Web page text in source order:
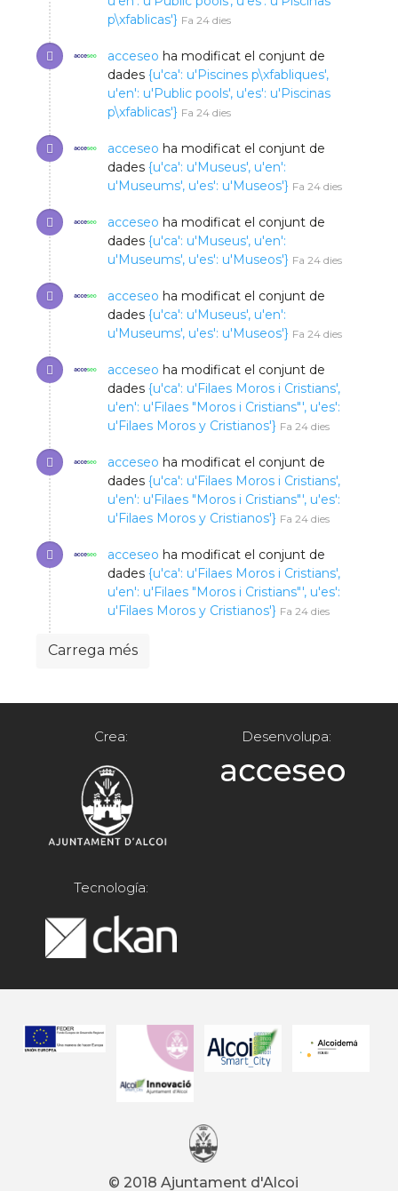
p\xfablicas'} Fa 24 dies
acceseo ha modificat el conjunt de
dades{u'ca': u'Piscines p\xfabliques',
u'en': u'Public pools', u'es': u'Piscinas
p\xfablicas'} Fa 24 dies
acceseo ha modificat el conjunt de
dades{u'ca': u'Museus', u'en':
u'Museums', u'es': u'Museos'} Fa 24 dies
acceseo ha modificat el conjunt de
dades{u'ca': u'Museus', u'en':
u'Museums', u'es': u'Museos'} Fa 24 dies
acceseo ha modificat el conjunt de
dades{u'ca': u'Museus', u'en':
u'Museums', u'es': u'Museos'} Fa 24 dies
acceseo ha modificat el conjunt de
dades{u'ca': u'Filaes Moros i Cristians',
u'en': u'Filaes "Moros i Cristians"', u'es':
u'Filaes Moros y Cristianos'} Fa 24 dies
acceseo ha modificat el conjunt de
dades{u'ca': u'Filaes Moros i Cristians',
u'en': u'Filaes "Moros i Cristians"', u'es':
u'Filaes Moros y Cristianos'} Fa 24 dies
acceseo ha modificat el conjunt de
dades{u'ca': u'Filaes Moros i Cristians',
u'en': u'Filaes "Moros i Cristians"', u'es':
u'Filaes Moros y Cristianos'} Fa 24 dies
Carrega més
Crea: Desenvolupa:
Tecnología:
© 2018 Ajuntament d'Alcoi